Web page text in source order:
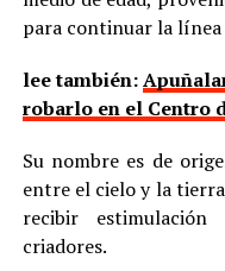
para continuar la
lee también:
robarlo en el Centro
Su nombre es de
entre el cielo y la
recibir
criadores.